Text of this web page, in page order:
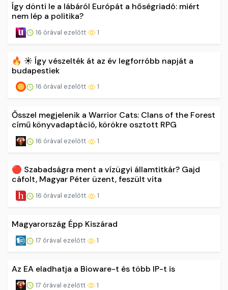
Így dönti le a lábáról Európát a hőségriadó: miért
nem lép a politika?
16 órával ezelőtt 1
🔥 ☀️ Így vészelték át az év legforróbb napját a
budapestiek
16 órával ezelőtt 1
Ősszel megjelenik a Warrior Cats: Clans of the Forest
című könyvadaptáció, körökre osztott RPG
16 órával ezelőtt 1
🔴 Szabadságra ment a vízügyi államtitkár? Gajd
cáfolt, Magyar Péter üzent, feszült vita
16 órával ezelőtt 1
Magyarország Épp Kiszárad
17 órával ezelőtt 1
Az EA eladhatja a Bioware-t és több IP-t is
17 órával ezelőtt 1